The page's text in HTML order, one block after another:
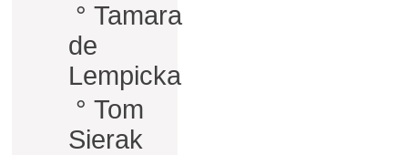
° Tamara
de
Lempicka
° Tom
Sierak